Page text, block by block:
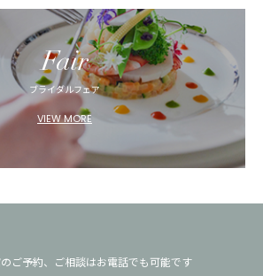
Fair
ブライダルフェア
VIEW MORE
ご予約、ご相談はお電話でも可能です